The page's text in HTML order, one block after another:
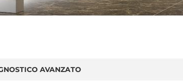
AVANZATO